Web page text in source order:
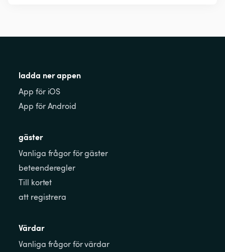
ladda ner appen
App för iOS
App för Android
gäster
Vanliga frågor för gäster
beteenderegler
Till kortet
att registrera
Värdar
Vanliga frågor för värdar